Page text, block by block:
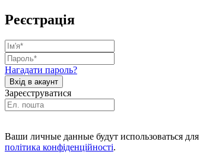
Реєстрація
Нагадати пароль?
Зареєструватися
Ваши личные данные будут использоваться
політика конфіденційності.